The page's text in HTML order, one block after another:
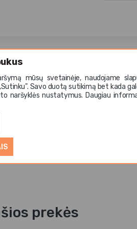
mūsų svetainėje, naudojame
Savo duotą sutikimą bet kada
naršyklės nustatymus. Daugiau
ir funkcionali nerūdijančio
vakuuminė izoliacija leidžia
ji puikiai tinka tiek sportui, tiek
laikant rankoje. 500
automobilio
– tiek aktyviems
prekės